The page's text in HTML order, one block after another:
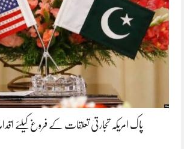
پاک امریکہ تجارتی تعلقات کے فروغ کیلئے